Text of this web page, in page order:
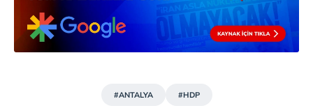
#ANTALYA #HDP